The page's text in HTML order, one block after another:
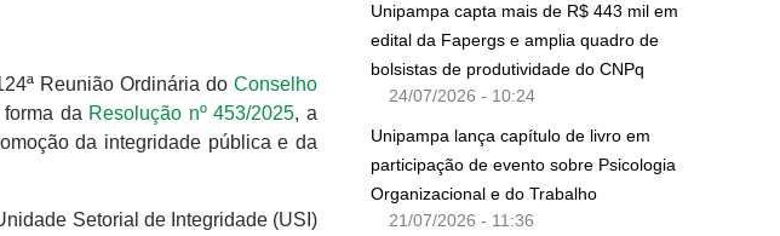
Reunião Ordinária do Conselho
da Resolução nº 453/2025, a
da integridade pública e da
Setorial de Integridade (USI)
Unipampa capta mais de R$ 443 mil em
edital da Fapergs e amplia quadro de
bolsistas de produtividade do CNPq
24/07/2026 - 10:24
Unipampa lança capítulo de livro em
participação de evento sobre Psicologia
Organizacional e do Trabalho
21/07/2026 - 11:36